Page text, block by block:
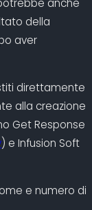
anche
della
aver
direttamente
alla creazione
Get Response
) e Infusion Soft
e numero di